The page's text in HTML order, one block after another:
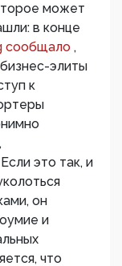
может
в конце
сообщало ,
элиты
к
это так, и
он
и
что